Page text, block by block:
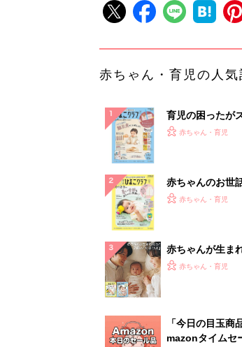
赤ちゃん・育児の人
育児の困ったが
『ひよこクラブ
赤ちゃん・育児
赤ちゃんのお世
てのひよこクラ
赤ちゃん・育児
赤ちゃんが生ま
ひよ」
赤ちゃん・育児
「今日の目玉商
mazonタイムセ